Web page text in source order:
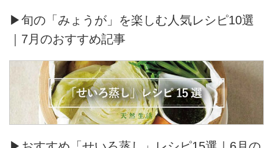
▶旬の「みょうが」を楽しむ人気レシピ10選
｜7月のおすすめ記事